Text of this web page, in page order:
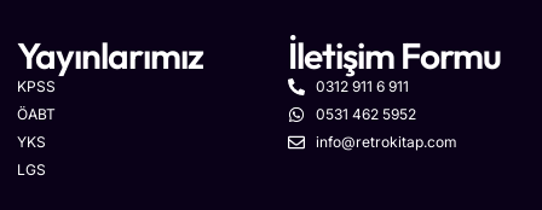
Yayınlarımız
KPSS
ÖABT
YKS
LGS
İletişim Formu
0312 911 6 911
0531 462 5952
info@retrokitap.com